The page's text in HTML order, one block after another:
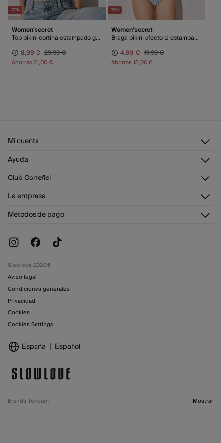
-70%
Women'secret
Top bikini cortina estampado geométrico azul
8,99 € 29,99 €
Ahorras21,00 €
-75%
Women'secret
Braga bikini efecto U estampado azul
4,99 € 19,99 €
Ahorras15,00 €
Mi cuenta
Registrarme
Direcciones de envío
Tarjeta regalo online
Tarjeta abono
Ayuda
Atención al cliente
Preguntas frecuentes
Cambios, devoluciones y desistimiento
Club Cortefiel
La empresa
Trabaja con nosotros
Métodos de pago
Slowlove 2026©
Aviso legal
Condiciones generales
Privacidad
Cookies
Cookies Settings
España Español
Brands Tendam Mostrar